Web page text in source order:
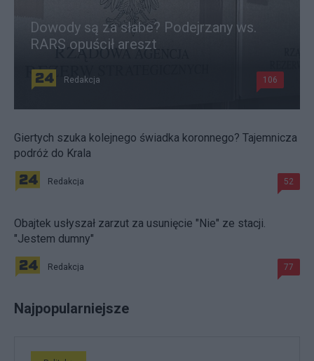
Dowody są za słabe? Podejrzany ws.
RARS opuścił areszt
Redakcja 106
Giertych szuka kolejnego świadka koronnego? Tajemnicza
podróż do Krala
Redakcja 52
Obajtek usłyszał zarzut za usunięcie "Nie" ze stacji.
"Jestem dumny"
Redakcja 77
Najpopularniejsze